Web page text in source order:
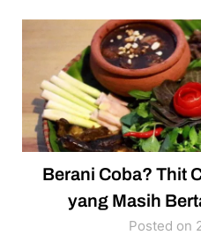
Berani Coba? Thit
yang Masih
Posted on